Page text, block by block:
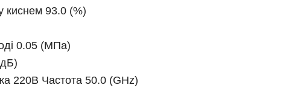
киснем 93.0 (%)
0.05 (МПа)
220В Частота 50.0 (GHz)